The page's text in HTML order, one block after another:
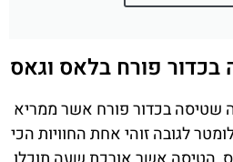
פורח בלאס וגאס
שטיסה בכדור פורח אשר ממריא
לגובה זוהי אחת החוויות הכי